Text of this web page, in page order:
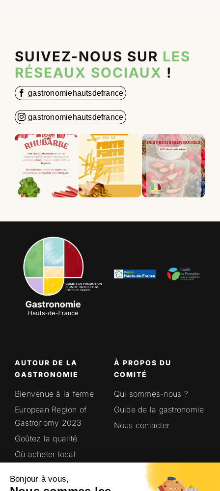
Bonjour à vous,
SUIVEZ-NOUS SUR LES
RÉSEAUX SOCIAUX !
AUTOUR DE LA
GASTRONOMIE
Bienvenue à la ferme
European Region of
Gastronomy 2023
Goûtez la qualité
Où acheter local
Terroirs Hauts-de-
À PROPOS DU
COMITÉ
Qui sommes-nous ?
Guide de la gastronomie
Nous contacter